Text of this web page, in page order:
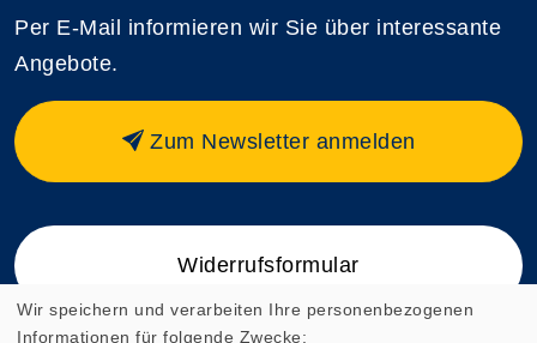
Per E-Mail informieren wir Sie über interessante
Angebote.
Zum Newsletter anmelden
Widerrufsformular
Wir speichern und verarbeiten Ihre personenbezogenen
Informationen für folgende Zwecke: